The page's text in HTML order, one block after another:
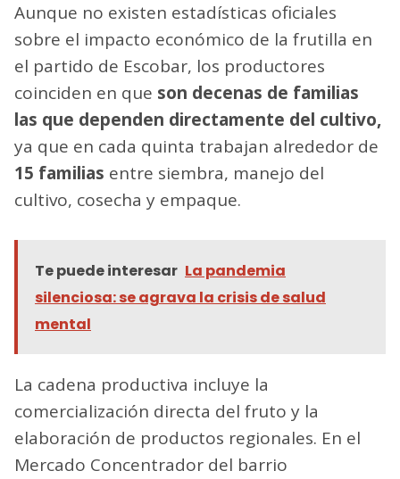
Aunque no existen estadísticas oficiales
sobre el impacto económico de la frutilla en
el partido de Escobar, los productores
coinciden en que son decenas de familias
las que dependen directamente del cultivo,
ya que en cada quinta trabajan alrededor de
15 familias entre siembra, manejo del
cultivo, cosecha y empaque.
Te puede interesar La pandemia
silenciosa: se agrava la crisis de salud
mental
La cadena productiva incluye la
comercialización directa del fruto y la
elaboración de productos regionales. En el
Mercado Concentrador del barrio